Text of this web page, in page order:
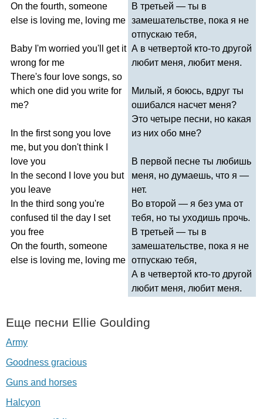
On the fourth, someone
else is loving me, loving me
Baby I'm worried you'll get it
wrong for me
There's four love songs, so
which one did you write for
me?
In the first song you love
me, but you don't think
love you
In the second love you but
you leave
In the third song you're
confused til the day
set
you free
On the fourth, someone
else is loving me, loving me
В третьей — ты в
замешательстве, пока я не
отпускаю тебя,
А в четвертой кто-то другой
любит меня, любит меня.
Милый, я боюсь, вдруг ты
ошибался насчет меня?
Это четыре песни, но какая
из них обо мне?
В первой песне ты любишь
меня, но думаешь, что я —
нет.
Во второй — я без ума от
тебя, но ты уходишь прочь.
В третьей — ты в
замешательстве, пока я не
отпускаю тебя,
А в четвертой кто-то другой
любит меня, любит меня.
Еще песни Ellie Goulding
Army
Goodness gracious
Guns and horses
Halcyon